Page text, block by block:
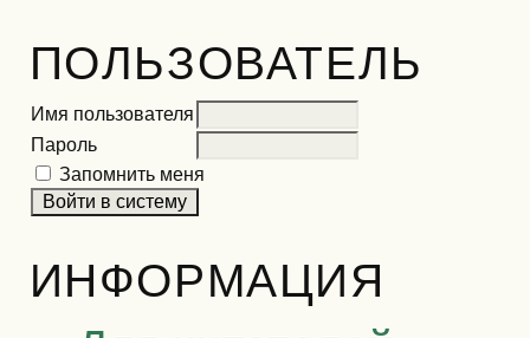
ПОЛЬЗОВАТЕЛЬ
Имя пользователя
Пароль
Запомнить меня
ИНФОРМАЦИЯ